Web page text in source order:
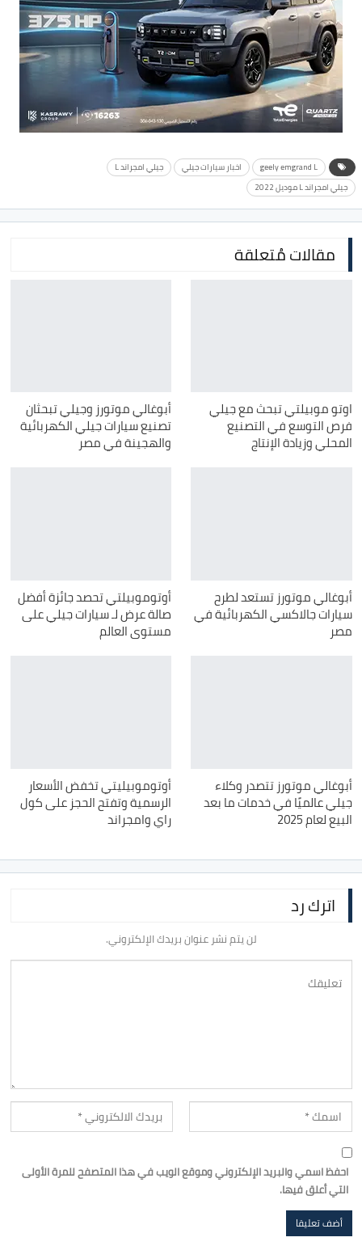
geely emgrand L اخبار سيارات جيلي
جيلي امجراند L
جيلي امجراند L موديل 2022
مقالات مُتعلقة
اوتو موبيلتي تبحث مع جيلي
فرص التوسع في التصنيع
المحلي وزيادة الإنتاج
أبوغالي موتورز وجيلي تبحثان
تصنيع سيارات جيلي الكهربائية
والهجينة في مصر
أبوغالي موتورز تستعد لطرح
سيارات جالاكسي الكهربائية في
مصر
أوتوموبيلتي تحصد جائزة أفضل
صالة عرض لـ سيارات جيلي على
مستوى العالم
أبوغالي موتورز تتصدر وكلاء
جيلي عالميًا في خدمات ما بعد
البيع لعام 2025
أوتوموبيليتي تخفض الأسعار
الرسمية وتفتح الحجز على كول
راي وامجراند
اترك رد
لن يتم نشر عنوان بريدك الإلكتروني.
احفظ اسمي والبريد الإلكتروني وموقع الويب في هذا المتصفح للمرة الأولى
التي أعلق فيها.